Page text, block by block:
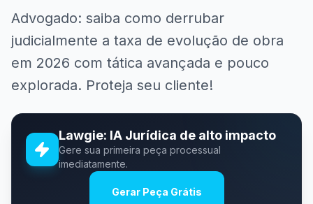
Advogado: saiba como derrubar
judicialmente a taxa de evolução de obra
em 2026 com tática avançada e pouco
explorada. Proteja seu cliente!
Lawgie: IA Jurídica de alto impacto
Gere sua primeira peça processual
imediatamente.
Gerar Peça Grátis